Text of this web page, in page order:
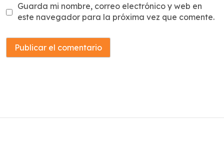
Guarda mi nombre, correo electrónico y web en
este navegador para la próxima vez que comente.